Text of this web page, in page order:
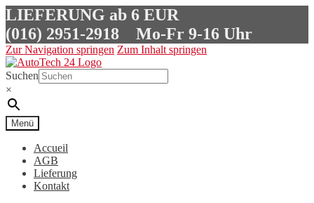
LIEFERUNG ab 6 EUR
(016) 2951-2918 Mo-Fr 9-16 Uhr
Zur Navigation springen Zum Inhalt springen
Suchen
×
Menü
Accueil
AGB
Lieferung
Kontakt